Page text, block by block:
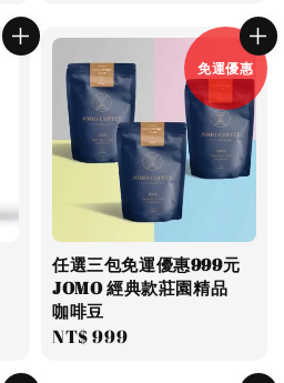
免運優惠
任選三包免運優惠999元
JOMO 經典款莊園精品
咖啡豆
Regular
NT$ 999